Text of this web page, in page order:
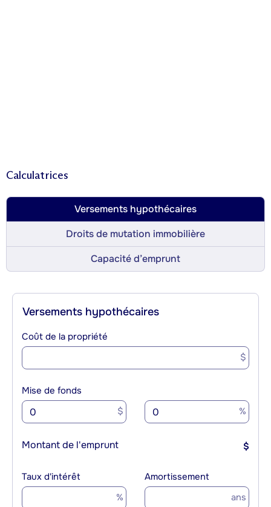
Calculatrices
Versements hypothécaires
Droits de mutation immobilière
Capacité d’emprunt
Versements hypothécaires
Coût de la propriété
$
Mise de fonds
$ %
Montant de l'emprunt $
Taux d'intérêt
%
Amortissement
ans